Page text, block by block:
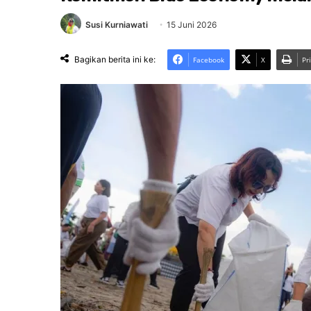
Susi Kurniawati 15 Juni 2026
Bagikan berita ini ke: Facebook X